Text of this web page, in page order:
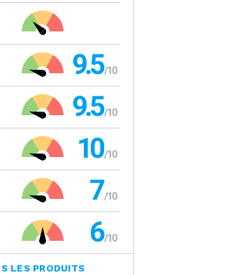
9.5
9.5
10
7
6
LES PRODUITS